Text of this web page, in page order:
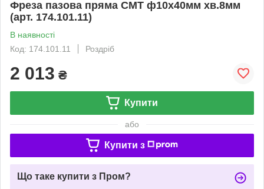
Фреза пазова пряма CMT ф10х40мм хв.8мм
(арт. 174.101.11)
В наявності
Код: 174.101.11
Роздріб
2 013 ₴
Купити
або
Купити з
Що таке купити з Пром?